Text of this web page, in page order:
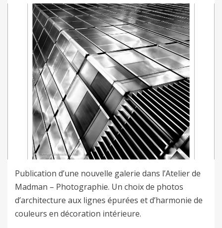
Publication d’une nouvelle galerie dans l’Atelier de
Madman – Photographie. Un choix de photos
d’architecture aux lignes épurées et d’harmonie de
couleurs en décoration intérieure.